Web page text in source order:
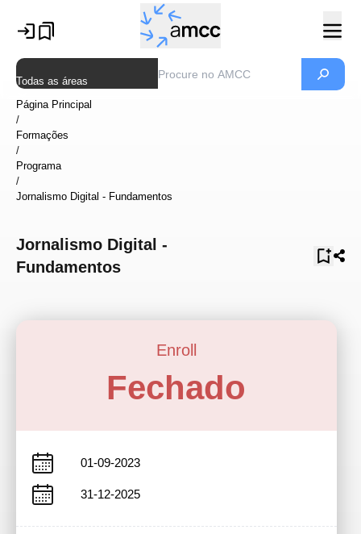
Todas as áreas
Página Principal
/
Formações
/
Programa
/
Jornalismo Digital - Fundamentos
Jornalismo Digital -
Fundamentos
Enroll
Fechado
01-09-2023
31-12-2025